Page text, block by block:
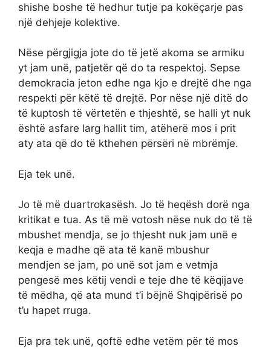
shishe boshe të hedhur tutje pa kokëçarje pas
një dehjeje kolektive.
Nëse përgjigja jote do të jetë akoma se armiku
yt jam unë, patjetër që do ta respektoj. Sepse
demokracia jeton edhe nga kjo e drejtë dhe nga
respekti për këtë të drejtë. Por nëse një ditë do
të kuptosh të vërtetën e thjeshtë, se halli yt nuk
është asfare larg hallit tim, atëherë mos i prit
aty ata që do të kthehen përsëri në mbrëmje.
Eja tek unë.
Jo të më duartrokasësh. Jo të heqësh dorë nga
kritikat e tua. As të më votosh nëse nuk do të të
mbushet mendja, se jo thjesht nuk jam unë e
keqja e madhe që ata të kanë mbushur
mendjen se jam, po unë sot jam e vetmja
pengesë mes këtij vendi e teje dhe të këqijave
të mëdha, që ata mund t’i bëjnë Shqipërisë po
t’u hapet rruga.
Eja pra tek unë, qoftë edhe vetëm për të mos